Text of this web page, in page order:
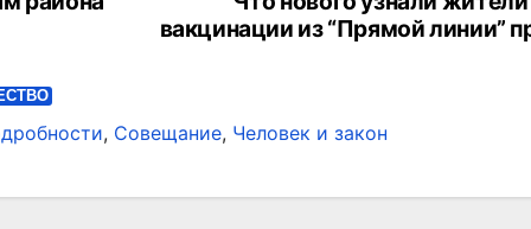
вакцинации из “Прямой линии”
, Совещание, Человек и закон